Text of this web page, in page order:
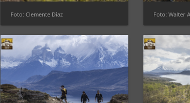
Foto: Clemente Díaz Foto: Walter